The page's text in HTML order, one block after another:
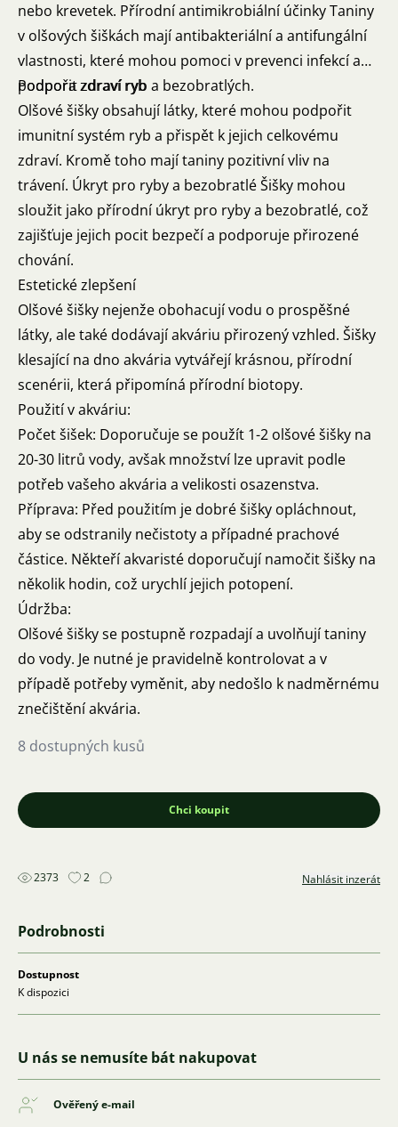
nebo krevetek. Přírodní antimikrobiální účinky Taniny
v olšových šiškách mají antibakteriální a antifungální
vlastnosti, které mohou pomoci v prevenci infekcí a
podpořit zdraví ryb a bezobratlých.
Podpora zdraví ryb
Olšové šišky obsahují látky, které mohou podpořit
imunitní systém ryb a přispět k jejich celkovému
zdraví. Kromě toho mají taniny pozitivní vliv na
trávení. Úkryt pro ryby a bezobratlé Šišky mohou
sloužit jako přírodní úkryt pro ryby a bezobratlé, což
zajišťuje jejich pocit bezpečí a podporuje přirozené
chování.
Estetické zlepšení
Olšové šišky nejenže obohacují vodu o prospěšné
látky, ale také dodávají akváriu přirozený vzhled. Šišky
klesající na dno akvária vytvářejí krásnou, přírodní
scenérii, která připomíná přírodní biotopy.
Použití v akváriu:
Počet šišek: Doporučuje se použít 1-2 olšové šišky na
20-30 litrů vody, avšak množství lze upravit podle
potřeb vašeho akvária a velikosti osazenstva.
Příprava: Před použitím je dobré šišky opláchnout,
aby se odstranily nečistoty a případné prachové
částice. Někteří akvaristé doporučují namočit šišky na
několik hodin, což urychlí jejich potopení.
Údržba:
Olšové šišky se postupně rozpadají a uvolňují taniny
do vody. Je nutné je pravidelně kontrolovat a v
případě potřeby vyměnit, aby nedošlo k nadměrnému
znečištění akvária.
8 dostupných kusů
Chci koupit
2373 2 Nahlásit inzerát
Podrobnosti
Dostupnost
K dispozici
U nás se nemusíte bát nakupovat
Ověřený e-mail